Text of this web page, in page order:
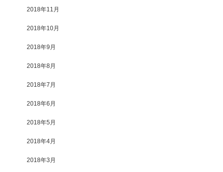
2018年11月
2018年10月
2018年9月
2018年8月
2018年7月
2018年6月
2018年5月
2018年4月
2018年3月